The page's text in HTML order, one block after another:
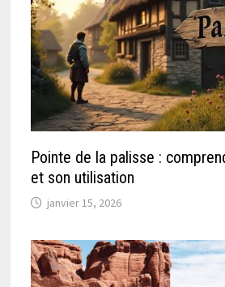
Pointe de la palisse :
et son utilisation
janvier 15, 2026